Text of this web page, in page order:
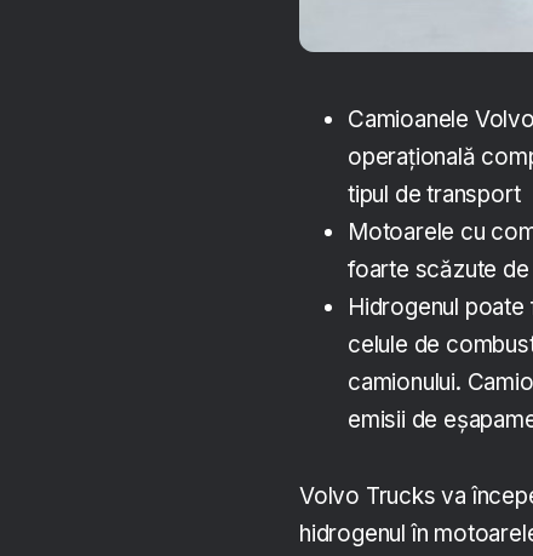
Camioanele
operațională
tipul de transport
Motoarele cu
foarte scăzute
Hidrogenul
celule de
camionului.
emisii de
Volvo Trucks va
hidrogenul în